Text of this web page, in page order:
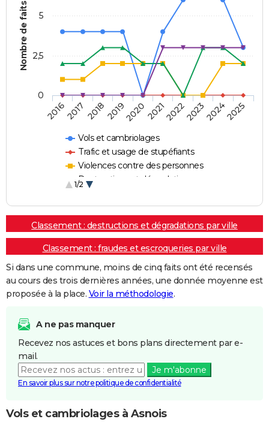
Nombre de faits
Vols et cambriolages
Trafic et usage de stupéfiants
Violences contre des personnes
Destructions et dégradations
1/2
20162017 20182019202020212022202320242025
0
2,5
5
Classement : destructions et dégradations par ville
Classement : fraudes et escroqueries par ville
Si dans une commune, moins de cinq faits ont été recensés
au cours des trois dernières années, une donnée moyenne est
proposée à la place. Voir la méthodologie.
A ne pas manquer
Recevez nos astuces et bons plans directement par e-
mail.
Je m'abonne
En savoir plus sur notre politique de confidentialité
Vols et cambriolages à Asnois